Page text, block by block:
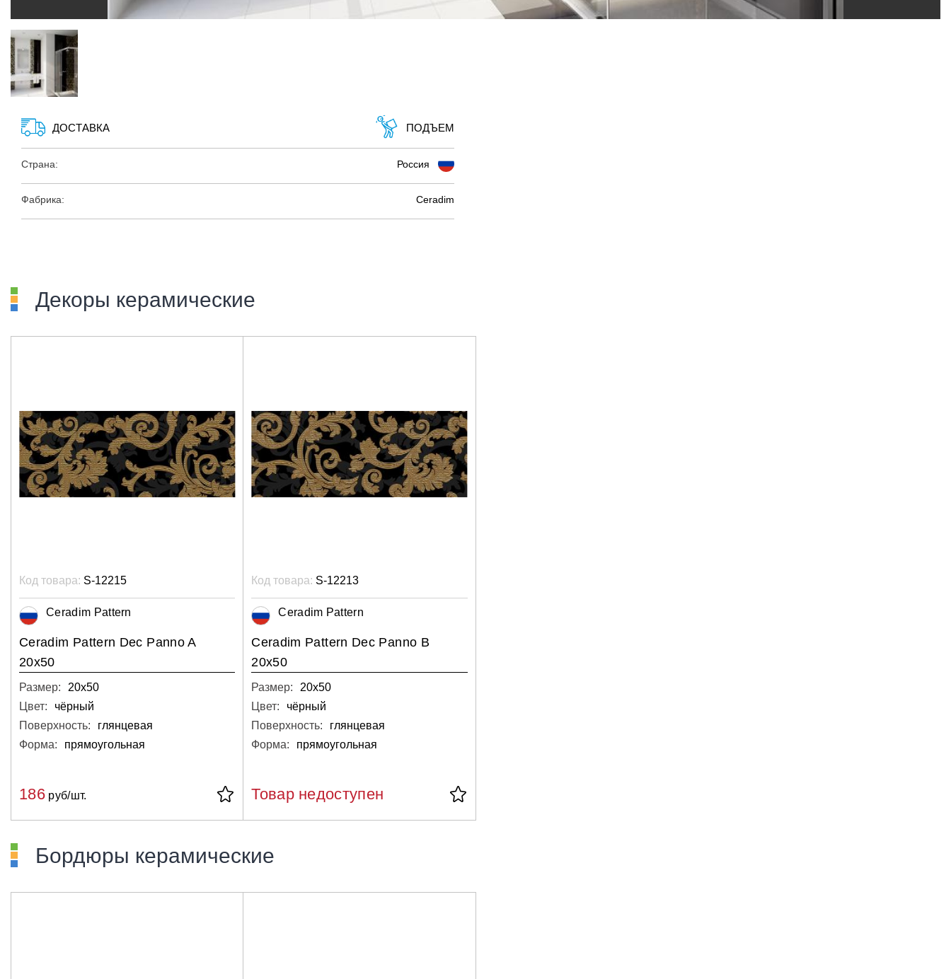
ДОСТАВКА ПОДЪЕМ
Страна: Россия
Фабрика: Ceradim
Декоры керамические
Код товара: S-12215
Ceradim Pattern
Ceradim Pattern Dec Panno A
20x50
Размер:
20х50
Цвет:
чёрный
Поверхность:
глянцевая
Форма:
прямоугольная
186руб/шт.
Код товара: S-12213
Ceradim Pattern
Ceradim Pattern Dec Panno B
20x50
Размер:
20х50
Цвет:
чёрный
Поверхность:
глянцевая
Форма:
прямоугольная
Товар недоступен
Бордюры керамические